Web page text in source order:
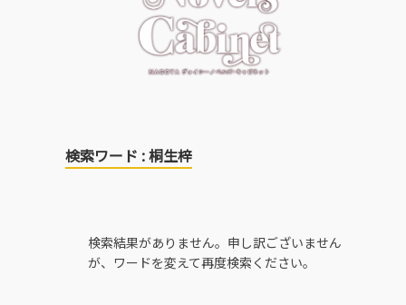
検索ワード : 桐生梓
検索結果がありません。申し訳ございません
が、ワードを変えて再度検索ください。